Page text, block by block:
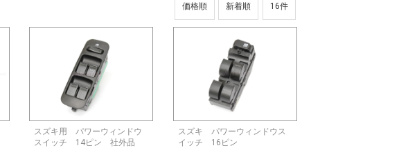
価格順 新着順
スズキ用 パワーウィンドウ
スイッチ 14ピン 社外品
スズキ パワーウィンドウス
イッチ 16ピン